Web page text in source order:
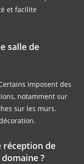
et facilite
salle de
imposent des
notamment sur
sur les murs.
réception de
?